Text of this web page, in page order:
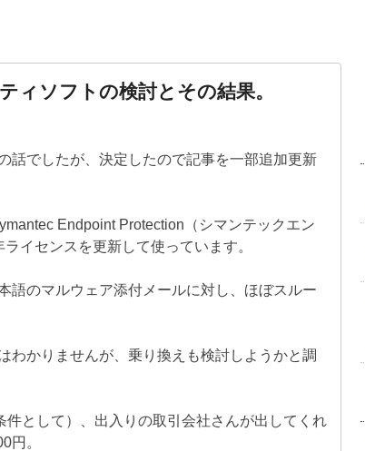
ィソフトの検討とその結果。
話でしたが、決定したので記事を一部追加更新
Endpoint Protection（シマンテックエン
イセンスを更新して使っています。
語のマルウェア添付メールに対し、ほぼスルー
わかりませんが、乗り換えも検討しようかと調
として）、出入りの取引会社さんが出してくれ
円。